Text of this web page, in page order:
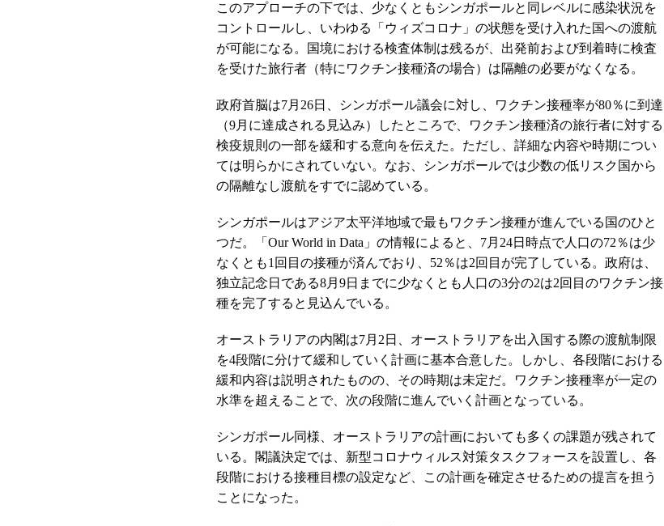
このアプローチの下では、少なくともシンガポールと同レベルに感染状況を
コントロールし、いわゆる「ウィズコロナ」の状態を受け入れた国への渡航
が可能になる。国境における検査体制は残るが、出発前および到着時に検査
を受けた旅行者（特にワクチン接種済の場合）は隔離の必要がなくなる。
政府首脳は7月26日、シンガポール議会に対し、ワクチン接種率が80％に到達
（9月に達成される見込み）したところで、ワクチン接種済の旅行者に対する
検疫規則の一部を緩和する意向を伝えた。ただし、詳細な内容や時期につい
ては明らかにされていない。なお、シンガポールでは少数の低リスク国から
の隔離なし渡航をすでに認めている。
シンガポールはアジア太平洋地域で最もワクチン接種が進んでいる国のひと
つだ。「Our World in Data」の情報によると、7月24日時点で人口の72％は少
なくとも1回目の接種が済んでおり、52％は2回目が完了している。政府は、
独立記念日である8月9日までに少なくとも人口の3分の2は2回目のワクチン接
種を完了すると見込んでいる。
オーストラリアの内閣は7月2日、オーストラリアを出入国する際の渡航制限
を4段階に分けて緩和していく計画に基本合意した。しかし、各段階における
緩和内容は説明されたものの、その時期は未定だ。ワクチン接種率が一定の
水準を超えることで、次の段階に進んでいく計画となっている。
シンガポール同様、オーストラリアの計画においても多くの課題が残されて
いる。閣議決定では、新型コロナウィルス対策タスクフォースを設置し、各
段階における接種目標の設定など、この計画を確定させるための提言を担う
ことになった。